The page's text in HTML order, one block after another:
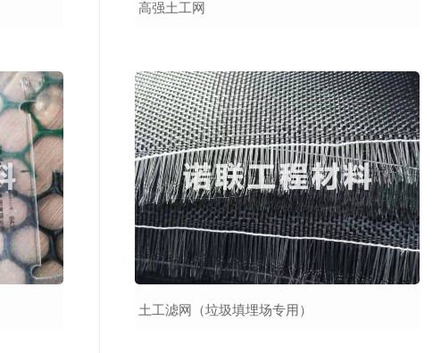
高强土工网
土工滤网（垃圾填埋场专用）